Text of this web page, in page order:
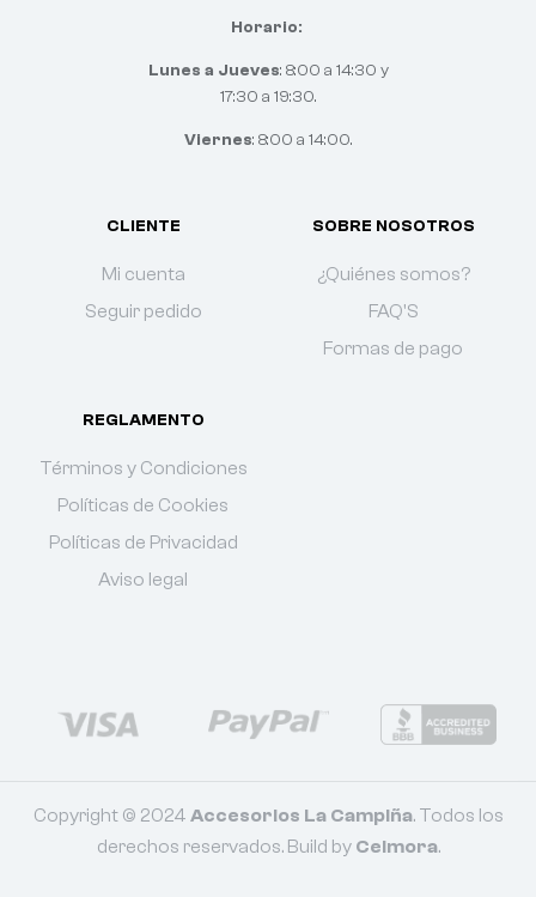
Horario:
Lunes a Jueves: 8:00 a 14:30 y
17:30 a 19:30.
Viernes: 8:00 a 14:00.
CLIENTE
Mi cuenta
Seguir pedido
SOBRE NOSOTROS
¿Quiénes somos?
FAQ'S
Formas de pago
REGLAMENTO
Términos y Condiciones
Políticas de Cookies
Políticas de Privacidad
Aviso legal
Copyright © 2024 Accesorios La Campiña. Todos los
derechos reservados. Build byCelmora.